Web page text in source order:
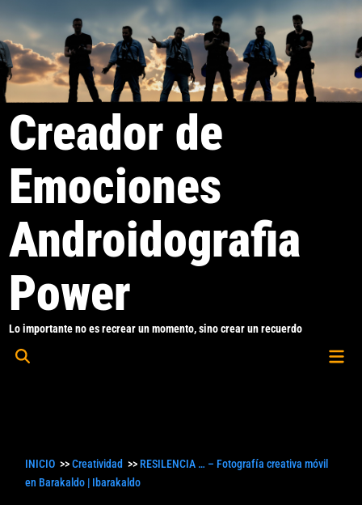
al
contenido
Creador de
Emociones
Androidografia
Power
Lo importante no es recrear un momento, sino crear un recuerdo
Abrir
INICIO >>Creatividad >> RESILENCIA … – Fotografía creativa móvil
en Barakaldo | Ibarakaldo